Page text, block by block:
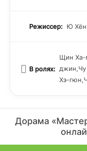
Режиссер: Ю
В ролях:
Щин Ха-
джин,Чу
Хэ-
Дорама